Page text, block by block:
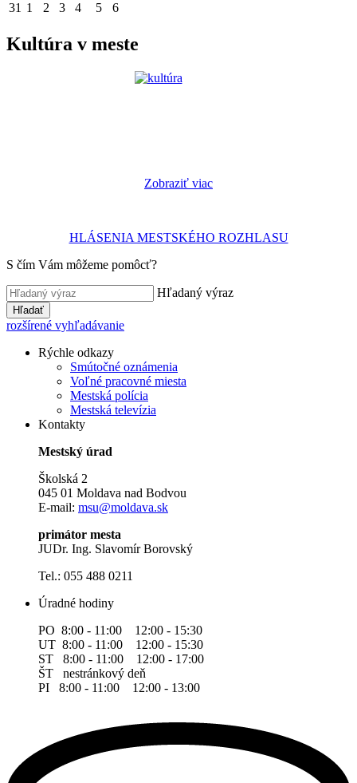
31 1 2 3 4 5 6
Kultúra v meste
Zobraziť viac
HLÁSENIA MESTSKÉHO ROZHLASU
S čím Vám môžeme pomôcť?
Hľadaný výraz
Hľadať
rozšírené vyhľadávanie
Rýchle odkazy
Smútočné oznámenia
Voľné pracovné miesta
Mestská polícia
Mestská televízia
Kontakty
Mestský úrad
Školská 2
045 01 Moldava nad Bodvou
E-mail: msu@moldava.sk
primátor mesta
JUDr. Ing. Slavomír Borovský
Tel.: 055 488 0211
Úradné hodiny
PO 8:00 - 11:00 12:00 - 15:30
UT 8:00 - 11:00 12:00 - 15:30
ST 8:00 - 11:00 12:00 - 17:00
ŠT nestránkový deň
PI 8:00 - 11:00 12:00 - 13:00